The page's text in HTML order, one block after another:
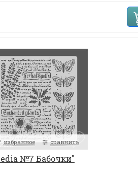
избранное сравнить
№7 Бабочки"